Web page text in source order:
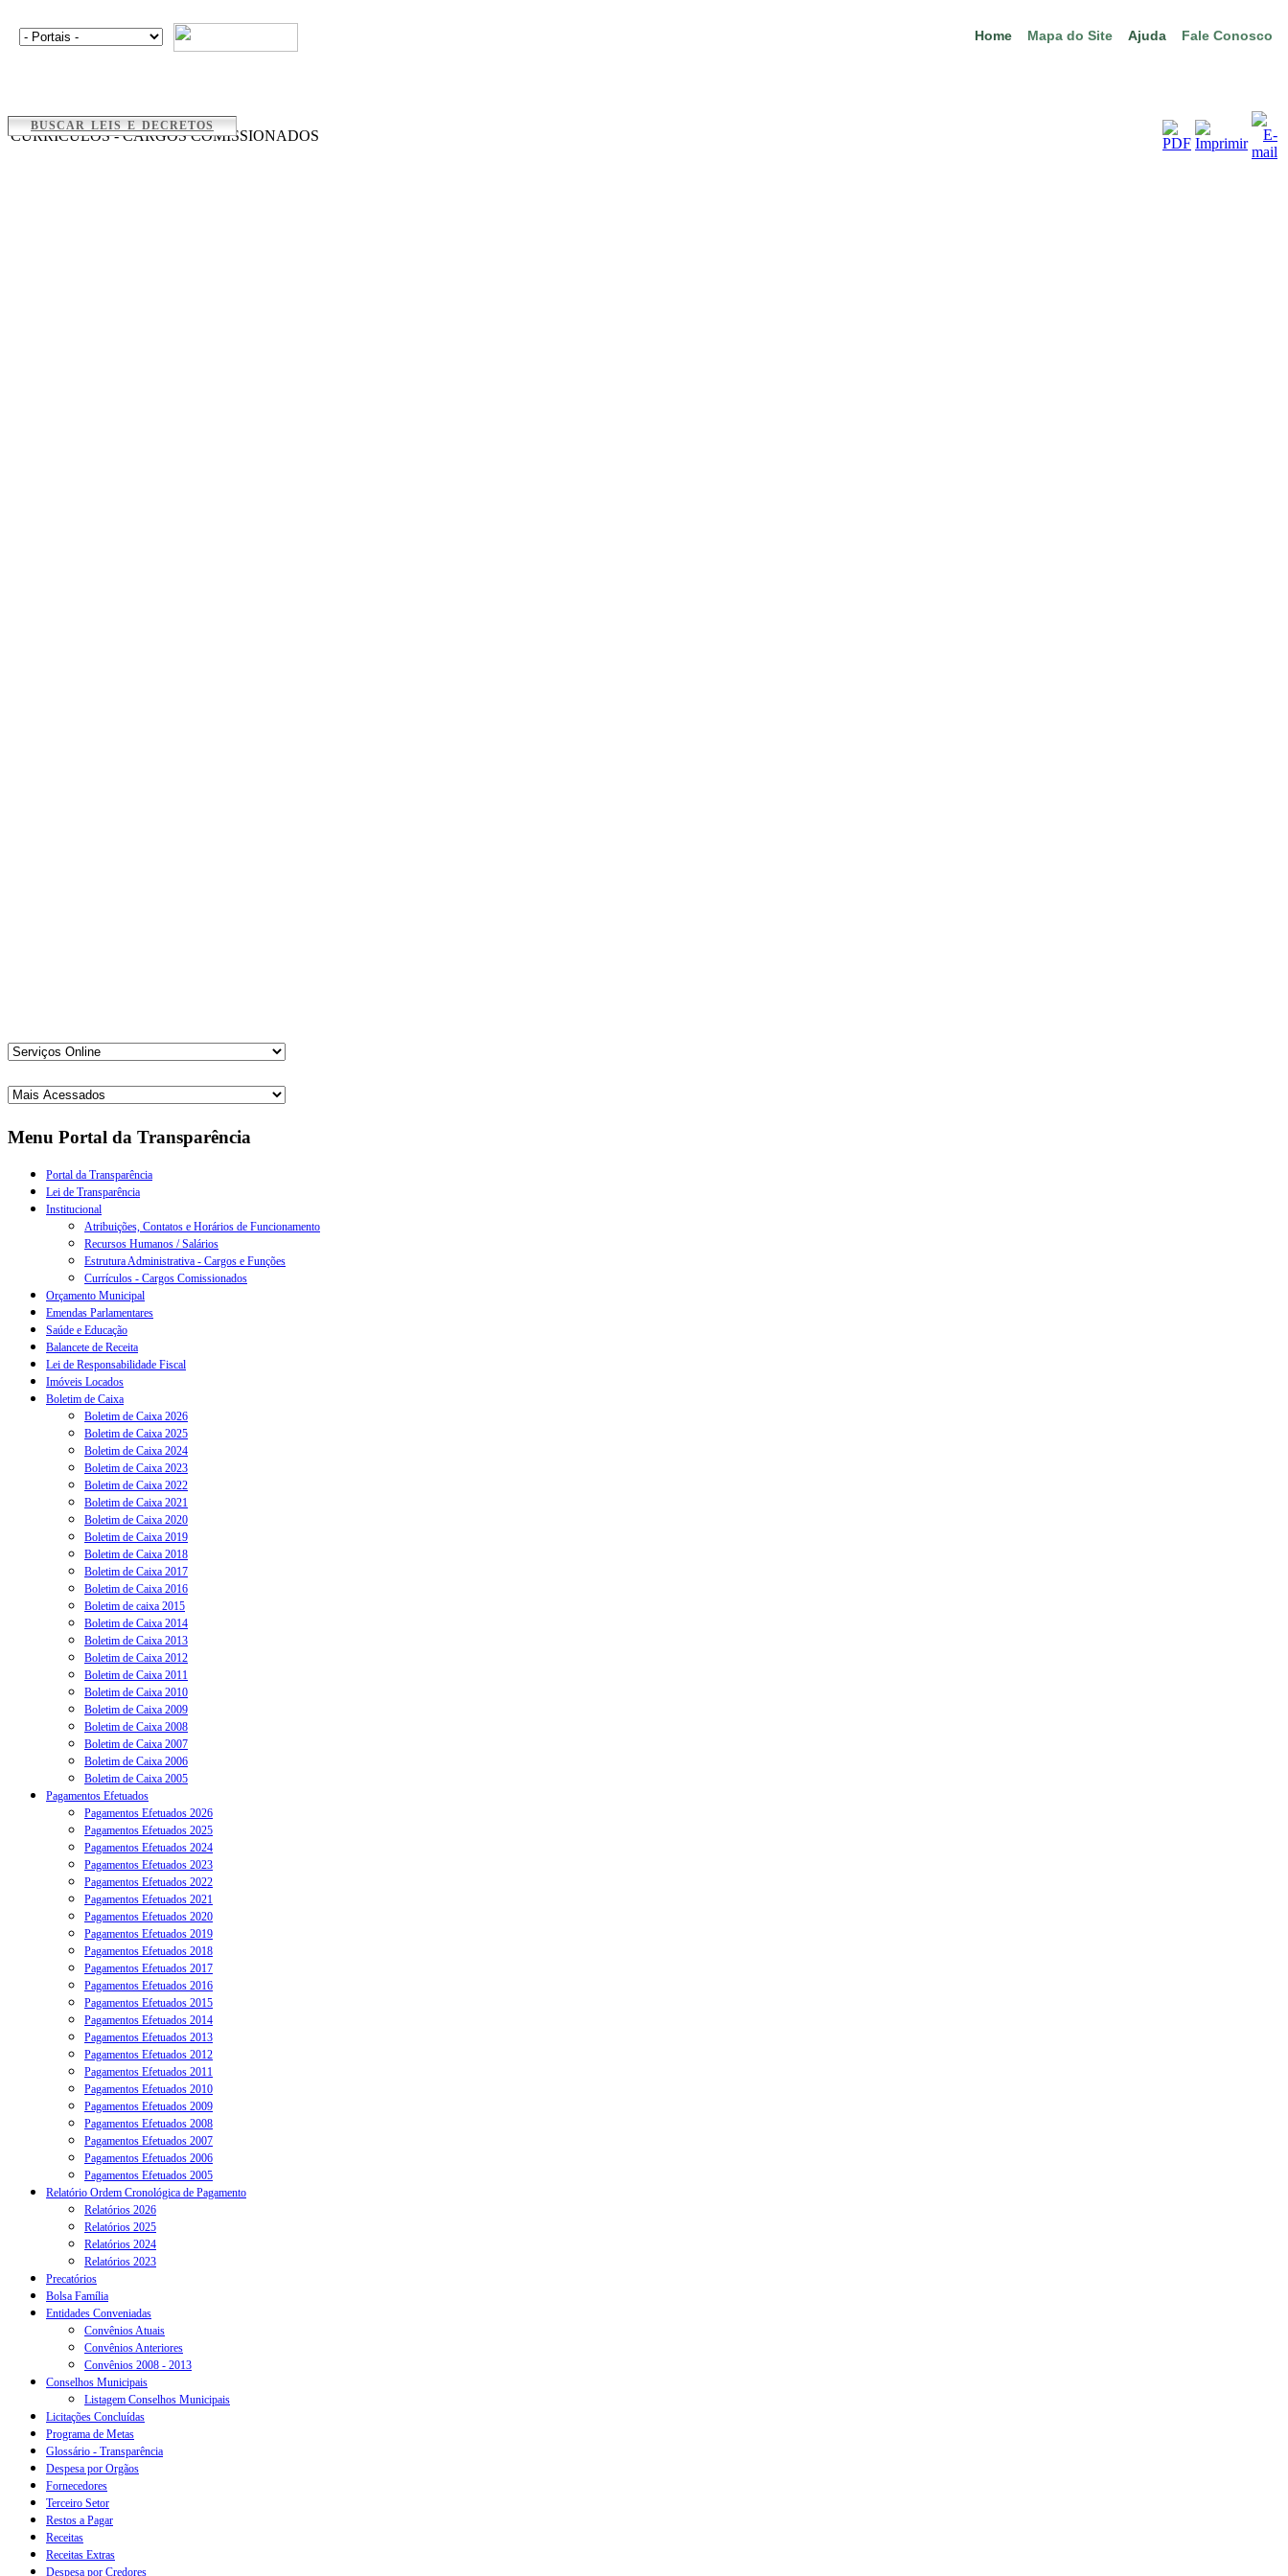
Home Mapa do Site Ajuda Fale Conosco
BUSCAR LEIS E DECRETOS
CURRÍCULOS - CARGOS COMISSIONADOS
Menu Portal da Transparência
Portal da Transparência
Lei de Transparência
Institucional
Atribuições, Contatos e Horários de Funcionamento
Recursos Humanos / Salários
Estrutura Administrativa - Cargos e Funções
Currículos - Cargos Comissionados
Orçamento Municipal
Emendas Parlamentares
Saúde e Educação
Balancete de Receita
Lei de Responsabilidade Fiscal
Imóveis Locados
Boletim de Caixa
Boletim de Caixa 2026
Boletim de Caixa 2025
Boletim de Caixa 2024
Boletim de Caixa 2023
Boletim de Caixa 2022
Boletim de Caixa 2021
Boletim de Caixa 2020
Boletim de Caixa 2019
Boletim de Caixa 2018
Boletim de Caixa 2017
Boletim de Caixa 2016
Boletim de caixa 2015
Boletim de Caixa 2014
Boletim de Caixa 2013
Boletim de Caixa 2012
Boletim de Caixa 2011
Boletim de Caixa 2010
Boletim de Caixa 2009
Boletim de Caixa 2008
Boletim de Caixa 2007
Boletim de Caixa 2006
Boletim de Caixa 2005
Pagamentos Efetuados
Pagamentos Efetuados 2026
Pagamentos Efetuados 2025
Pagamentos Efetuados 2024
Pagamentos Efetuados 2023
Pagamentos Efetuados 2022
Pagamentos Efetuados 2021
Pagamentos Efetuados 2020
Pagamentos Efetuados 2019
Pagamentos Efetuados 2018
Pagamentos Efetuados 2017
Pagamentos Efetuados 2016
Pagamentos Efetuados 2015
Pagamentos Efetuados 2014
Pagamentos Efetuados 2013
Pagamentos Efetuados 2012
Pagamentos Efetuados 2011
Pagamentos Efetuados 2010
Pagamentos Efetuados 2009
Pagamentos Efetuados 2008
Pagamentos Efetuados 2007
Pagamentos Efetuados 2006
Pagamentos Efetuados 2005
Relatório Ordem Cronológica de Pagamento
Relatórios 2026
Relatórios 2025
Relatórios 2024
Relatórios 2023
Precatórios
Bolsa Família
Entidades Conveniadas
Convênios Atuais
Convênios Anteriores
Convênios 2008 - 2013
Conselhos Municipais
Listagem Conselhos Municipais
Licitações Concluídas
Programa de Metas
Glossário - Transparência
Despesa por Orgãos
Fornecedores
Terceiro Setor
Restos a Pagar
Receitas
Receitas Extras
Despesa por Credores